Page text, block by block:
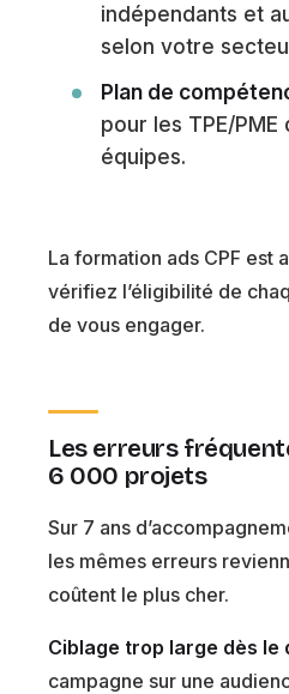
indépendants et
selon votre
Plan de
pour les TPE/
équipes.
La formation ads CPF est
vérifiez l’éligibilité de
de vous engager.
Les erreurs
6 000 projets
Sur 7 ans
les mêmes erreurs
coûtent le plus cher.
Ciblage trop large dès le
campagne sur une